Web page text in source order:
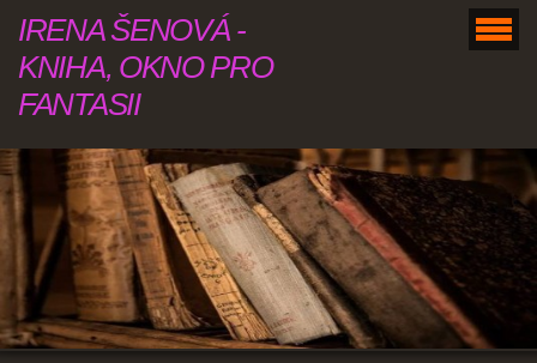
IRENA ŠENOVÁ -
KNIHA, OKNO PRO
FANTASII